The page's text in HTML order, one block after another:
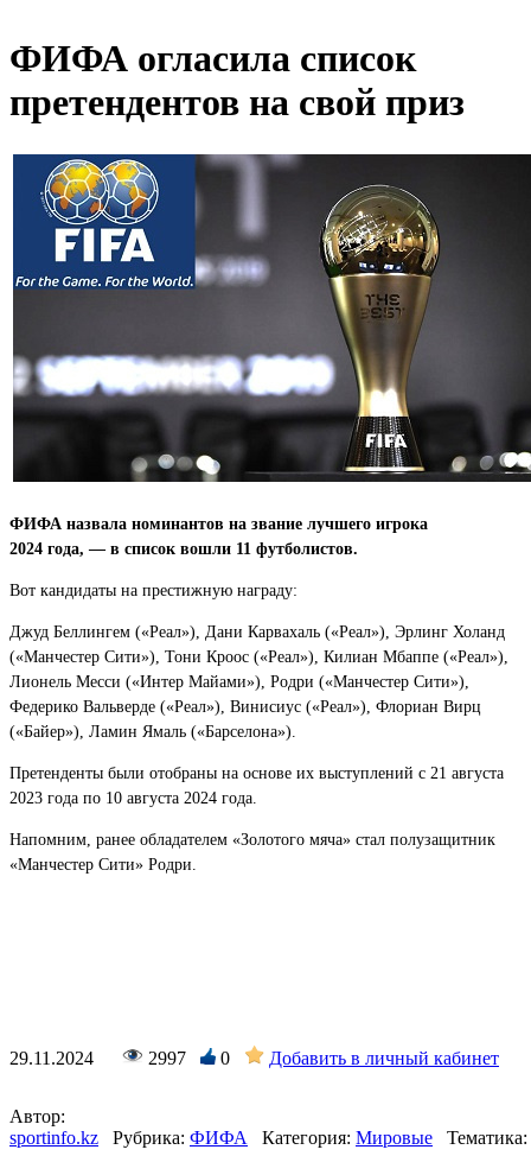
ФИФА огласила список
претендентов на свой приз
ФИФА назвала номинантов на звание лучшего игрока
2024 года, — в список вошли 11 футболистов.
Вот кандидаты на престижную награду:
Джуд Беллингем («Реал»), Дани Карвахаль («Реал»), Эрлинг Холанд
(«Манчестер Сити»), Тони Кроос («Реал»), Килиан Мбаппе («Реал»),
Лионель Месси («Интер Майами»), Родри («Манчестер Сити»),
Федерико Вальверде («Реал»), Винисиус («Реал»), Флориан Вирц
(«Байер»), Ламин Ямаль («Барселона»).
Претенденты были отобраны на основе их выступлений с 21 августа
2023 года по 10 августа 2024 года.
Напомним, ранее обладателем «Золотого мяча» стал полузащитник
«Манчестер Сити» Родри.
29.11.2024 2997 0 Добавить в личный кабинет
Автор:
sportinfo.kz
Рубрика: ФИФА Категория: Мировые Тематика: